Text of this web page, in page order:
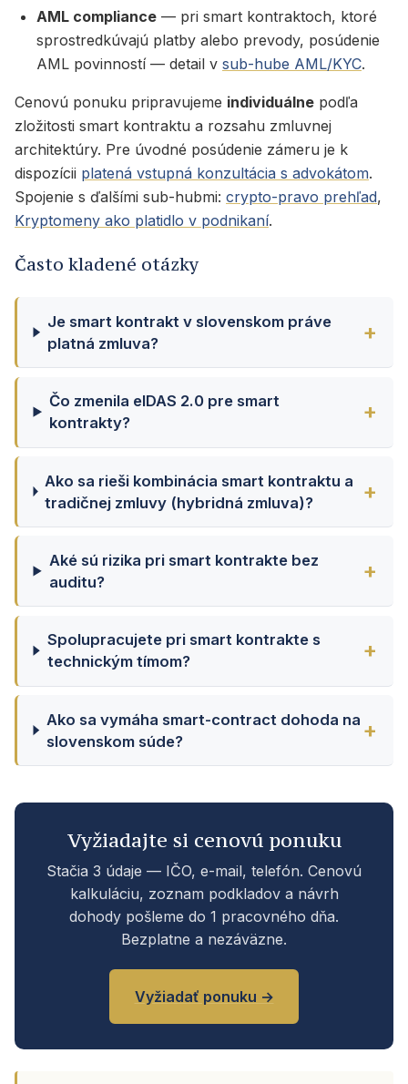
AML compliance — pri smart kontraktoch, ktoré
sprostredkúvajú platby alebo prevody, posúdenie
AML povinností — detail v sub-hube AML/KYC.
Cenovú ponuku pripravujeme individuálne podľa
zložitosti smart kontraktu a rozsahu zmluvnej
architektúry. Pre úvodné posúdenie zámeru je k
dispozícii platená vstupná konzultácia s advokátom.
Spojenie s ďalšími sub-hubmi: crypto-pravo prehľad,
Kryptomeny ako platidlo v podnikaní.
Často kladené otázky
Je smart kontrakt v slovenskom práve
platná zmluva?
Čo zmenila eIDAS 2.0 pre smart
kontrakty?
Ako sa rieši kombinácia smart kontraktu a
tradičnej zmluvy (hybridná zmluva)?
Aké sú rizika pri smart kontrakte bez
auditu?
Spolupracujete pri smart kontrakte s
technickým tímom?
Ako sa vymáha smart-contract dohoda na
slovenskom súde?
Vyžiadajte si cenovú ponuku
Stačia 3 údaje — IČO, e-mail, telefón. Cenovú
kalkuláciu, zoznam podkladov a návrh
dohody pošleme do 1 pracovného dňa.
Bezplatne a nezáväzne.
Vyžiadať ponuku →